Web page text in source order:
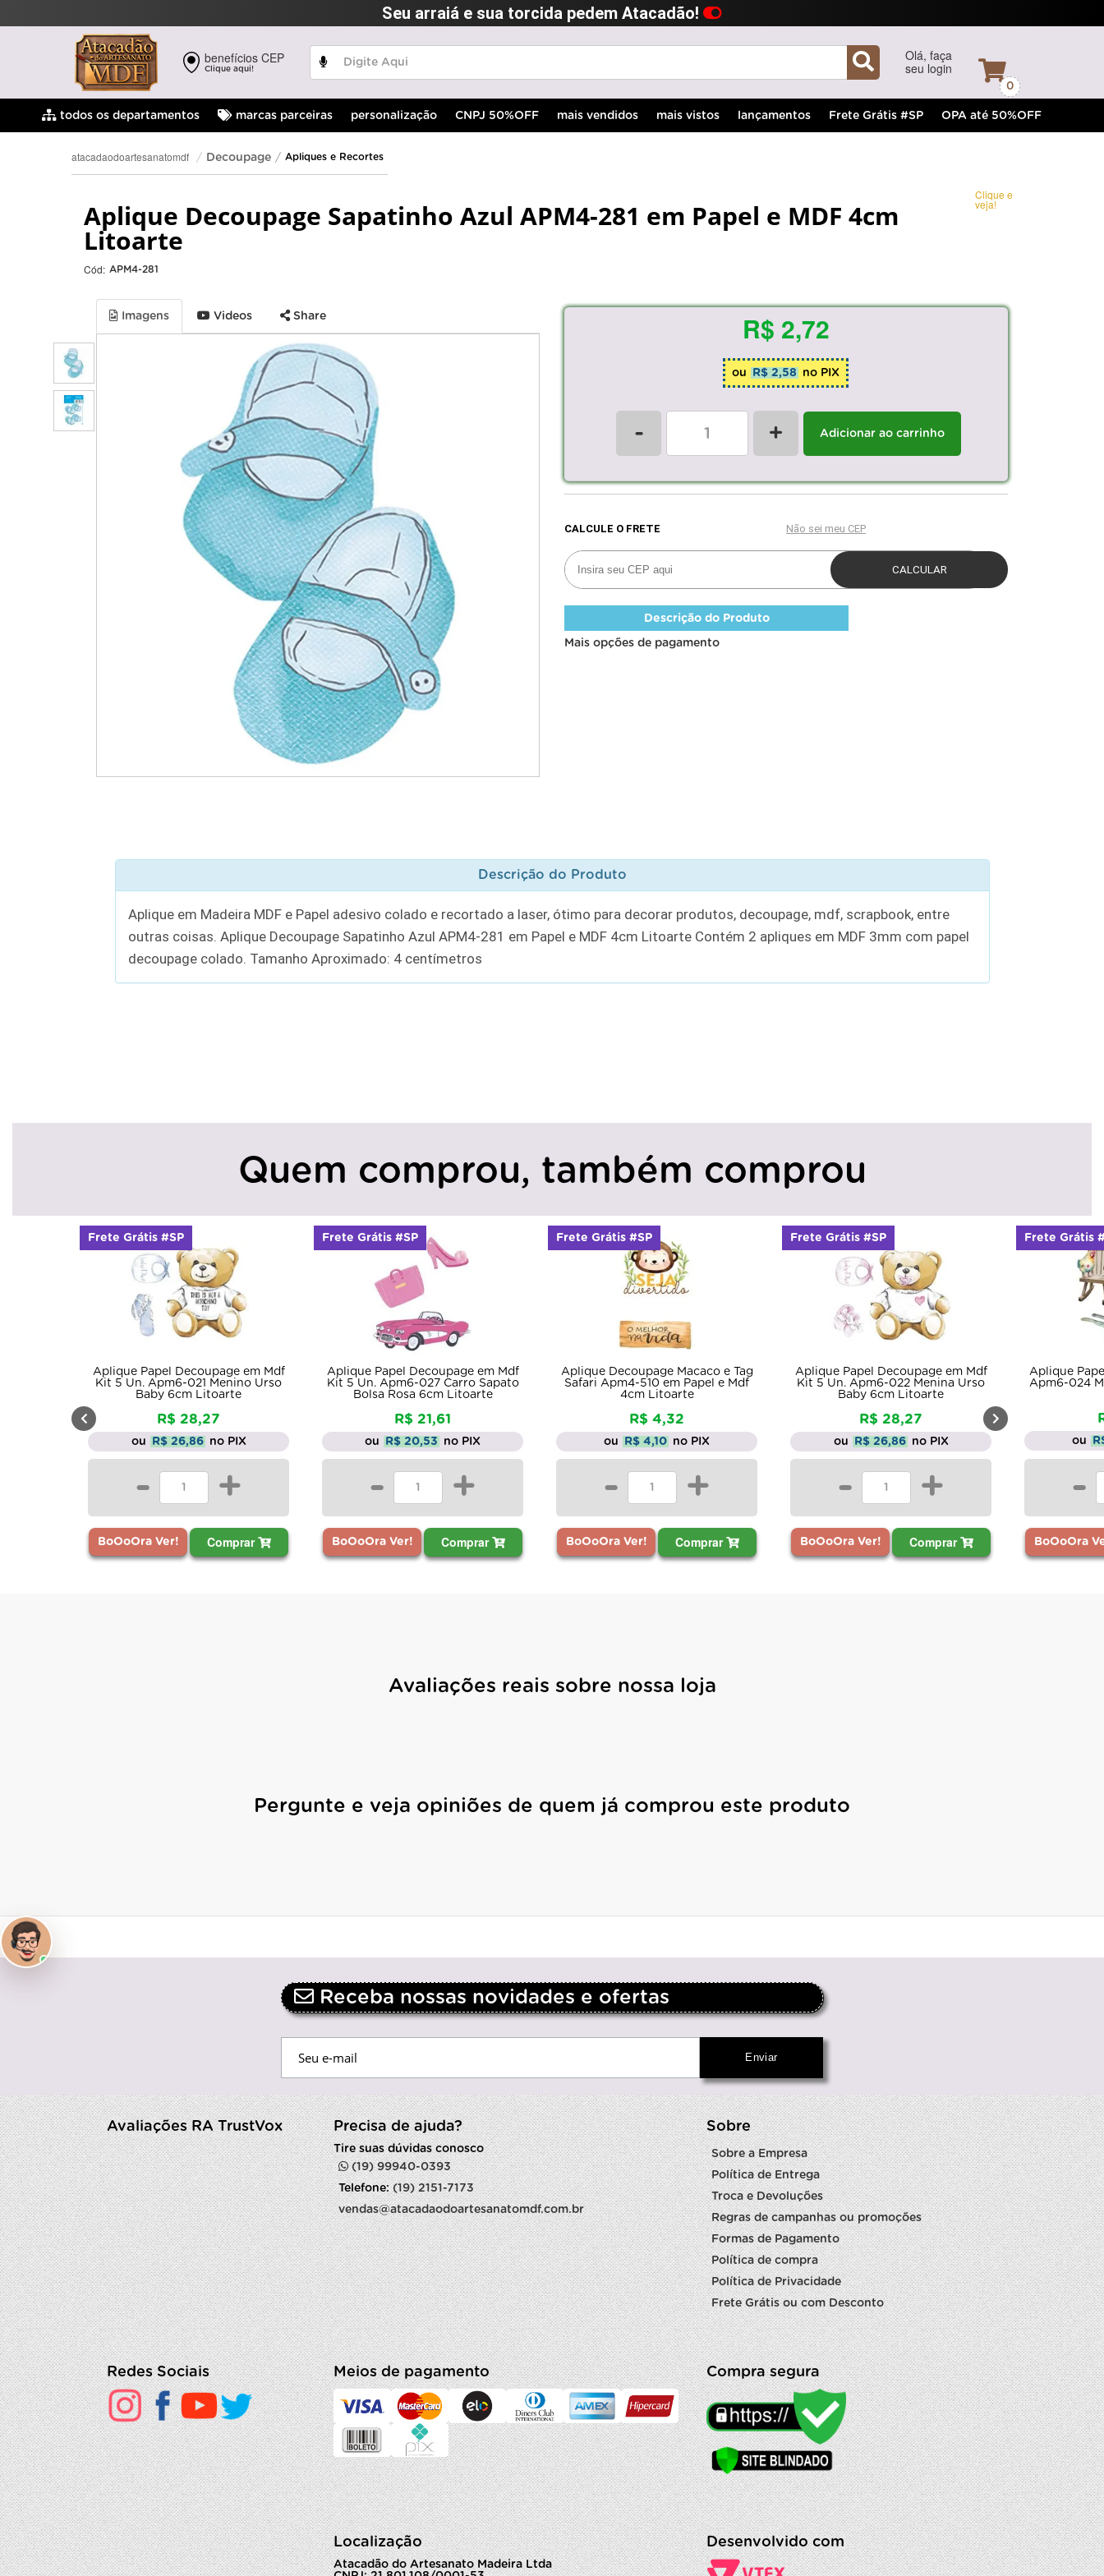
Seu arraiá e sua torcida pedem Atacadão!
benefícios CEP
Clique aqui!
Olá, faça
seu login
0
todos os departamentos marcas parceiras personalização CNPJ 50%OFF mais vendidos mais vistos lançamentos Frete Grátis #SP OPA até 50%OFF
atacadaodoartesanatomdf Decoupage Apliques e Recortes
Aplique Decoupage Sapatinho Azul APM4-281 em Papel e MDF 4cm
Litoarte
Cód: APM4-281
Clique e
veja!
Imagens Videos Share R$ 2,72
ou R$ 2,58 no PIX
- + Adicionar ao carrinho
Descrição do Produto
Mais opções de pagamento
Descrição do Produto
Aplique em Madeira MDF e Papel adesivo colado e recortado a laser, ótimo para decorar produtos, decoupage, mdf, scrapbook, entre
outras coisas. Aplique Decoupage Sapatinho Azul APM4-281 em Papel e MDF 4cm Litoarte Contém 2 apliques em MDF 3mm com papel
decoupage colado. Tamanho Aproximado: 4 centímetros
Quem comprou, também comprou
Aplique Papel Decoupage em Mdf
Kit 5 Un. Apm6-021 Menino Urso
Baby 6cm Litoarte
R$ 28,27
ou R$ 26,86 no PIX
- +
BoOoOra Ver! Comprar
Frete Grátis #SP
Aplique Papel Decoupage em Mdf
Kit 5 Un. Apm6-027 Carro Sapato
Bolsa Rosa 6cm Litoarte
R$ 21,61
ou R$ 20,53 no PIX
- +
BoOoOra Ver! Comprar
Frete Grátis #SP
Aplique Decoupage Macaco e Tag
Safari Apm4-510 em Papel e Mdf
4cm Litoarte
R$ 4,32
ou R$ 4,10 no PIX
- +
BoOoOra Ver! Comprar
Frete Grátis #SP
Aplique Papel Decoupage em Mdf
Kit 5 Un. Apm6-022 Menina Urso
Baby 6cm Litoarte
R$ 28,27
ou R$ 26,86 no PIX
- +
BoOoOra Ver! Comprar
Frete Grátis #SP
Aplique
Apm6-024
ou
-
BoOoOra
Frete Grátis
Avaliações reais sobre nossa loja
Pergunte e veja opiniões de quem já comprou este produto
Receba nossas novidades e ofertas
Avaliações RA TrustVox Precisa de ajuda?
Tire suas dúvidas conosco
(19) 99940-0393
Telefone:(19) 2151-7173
vendas@atacadaodoartesanatomdf.com.br
Sobre
Sobre a Empresa
Política de Entrega
Troca e Devoluções
Regras de campanhas ou promoções
Formas de Pagamento
Política de compra
Política de Privacidade
Frete Grátis ou com Desconto
Redes Sociais Meios de pagamento Compra segura
Localização
Atacadão do Artesanato Madeira Ltda
Desenvolvido com